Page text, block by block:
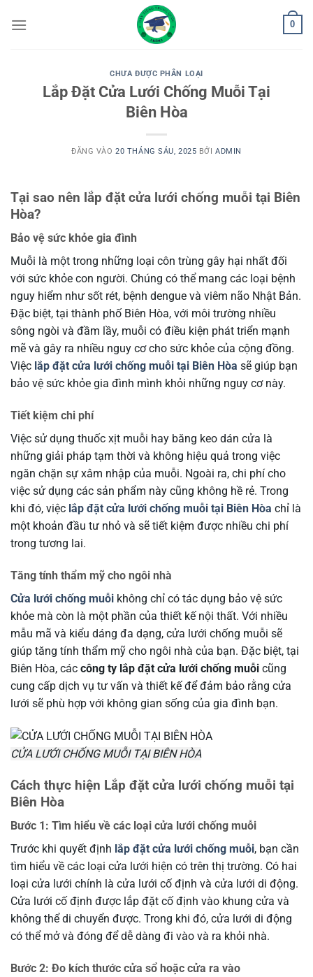
qua
0
CHƯA ĐƯỢC PHÂN LOẠI
Lắp Đặt Cửa Lưới Chống Muỗi Tại
Biên Hòa
ĐĂNG VÀO20 THÁNG SÁU, 2025 BỞIADMIN
Tại sao nên lắp đặt cửa lưới chống muỗi tại Biên
Hòa?
Bảo vệ sức khỏe gia đình
Muỗi là một trong những loại côn trùng gây hại nhất đối
với sức khỏe con người. Chúng có thể mang các loại bệnh
nguy hiểm như sốt rét, bệnh dengue và viêm não Nhật Bản.
Đặc biệt, tại thành phố Biên Hòa, với môi trường nhiều
sông ngòi và đầm lầy, muỗi có điều kiện phát triển mạnh
mẽ và gây ra nhiều nguy cơ cho sức khỏe của cộng đồng.
Việc lắp đặt cửa lưới chống muỗi tại Biên Hòa sẽ giúp bạn
bảo vệ sức khỏe gia đình mình khỏi những nguy cơ này.
Tiết kiệm chi phí
Việc sử dụng thuốc xịt muỗi hay băng keo dán cửa là
những giải pháp tạm thời và không hiệu quả trong việc
ngăn chặn sự xâm nhập của muỗi. Ngoài ra, chi phí cho
việc sử dụng các sản phẩm này cũng không hề rẻ. Trong
khi đó, việc lắp đặt cửa lưới chống muỗi tại Biên Hòa chỉ là
một khoản đầu tư nhỏ và sẽ tiết kiệm được nhiều chi phí
trong tương lai.
Tăng tính thẩm mỹ cho ngôi nhà
Cửa lưới chống muỗi không chỉ có tác dụng bảo vệ sức
khỏe mà còn là một phần của thiết kế nội thất. Với nhiều
mẫu mã và kiểu dáng đa dạng, cửa lưới chống muỗi sẽ
giúp tăng tính thẩm mỹ cho ngôi nhà của bạn. Đặc biệt, tại
Biên Hòa, các công ty lắp đặt cửa lưới chống muỗi cũng
cung cấp dịch vụ tư vấn và thiết kế để đảm bảo rằng cửa
lưới sẽ phù hợp với không gian sống của gia đình bạn.
CỬA LƯỚI CHỐNG MUỖI TẠI BIÊN HÒA
Cách thực hiện Lắp đặt cửa lưới chống muỗi tại
Biên Hòa
Bước 1: Tìm hiểu về các loại cửa lưới chống muỗi
Trước khi quyết định lắp đặt cửa lưới chống muỗi, bạn cần
tìm hiểu về các loại cửa lưới hiện có trên thị trường. Có hai
loại cửa lưới chính là cửa lưới cố định và cửa lưới di động.
Cửa lưới cố định được lắp đặt cố định vào khung cửa và
không thể di chuyển được. Trong khi đó, cửa lưới di động
có thể mở và đóng để dễ dàng đi vào và ra khỏi nhà.
Bước 2: Đo kích thước cửa sổ hoặc cửa ra vào